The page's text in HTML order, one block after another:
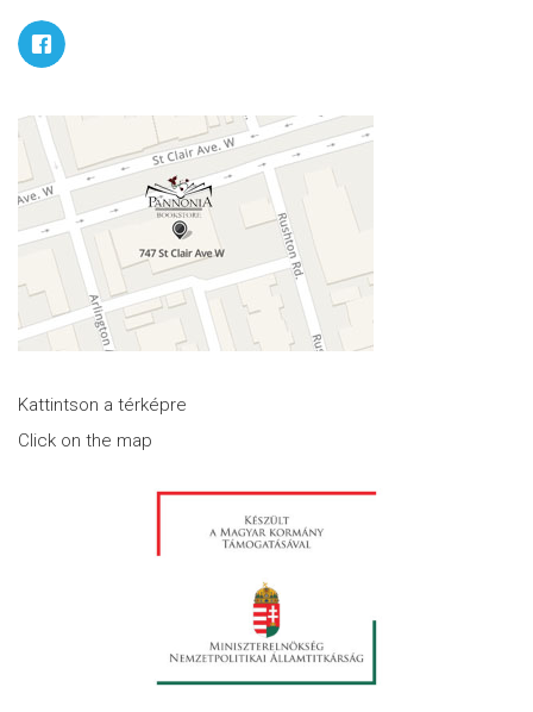
Kattintson a térképre
Click on the map